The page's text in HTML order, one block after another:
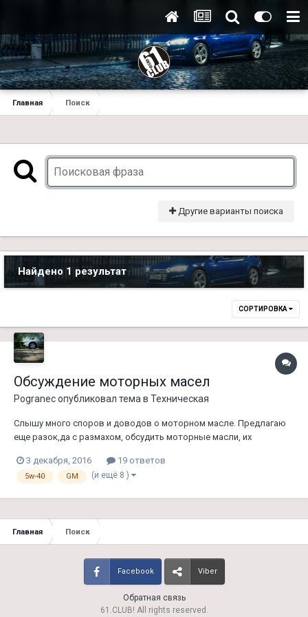
Главная Поиск
Другие варианты поиска
Найдено 1 результат
СОРТИРОВКА
Обсуждение моторных масел
Pogranecопубликовал тема в Техническая
Слышу много споров и доводов о моторном масле. Предлагаю
еще разок,да с размахом, обсудить моторные масли, их
выбираем не только по цене и названию?
3 декабря, 2016 19 ответов
5w-40 GM (и ещё 8 )
Главная Поиск
Обратная связь
Facebook Viber
61.CLUB! All rights reserved.